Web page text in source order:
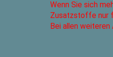
Wenn Sie sich
Zusatzstoffe nur
Bei allen